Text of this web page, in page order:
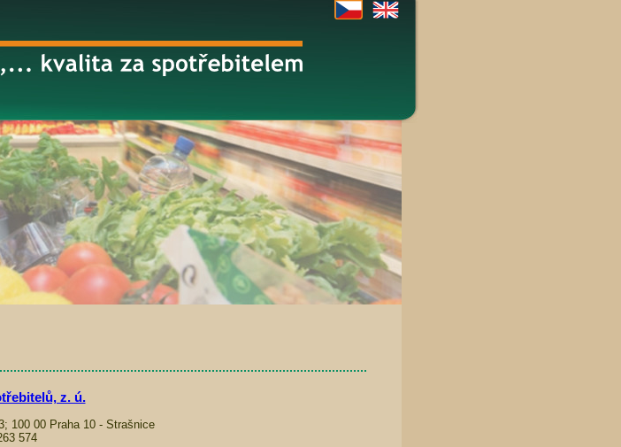
z. ú.
100 00 Praha 10 - Strašnice
574